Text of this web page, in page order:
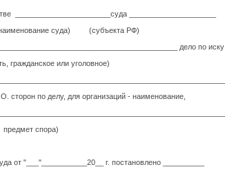
_______________________суда _____________________
суда) (субъекта РФ)
дело по иску
или уголовное)
сторон по делу, для организаций - наименование,
спора)
от "___"___________20__ г. постановлено __________